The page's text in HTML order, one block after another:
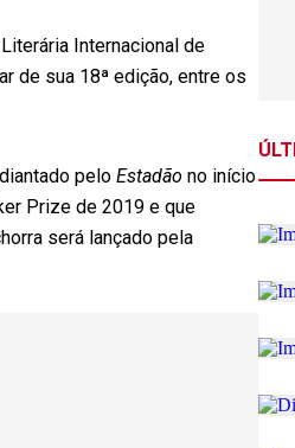
Internacional de
de sua 18ª edição, entre os
pelo Estadão no início
Prize de 2019 e que
será lançado pela